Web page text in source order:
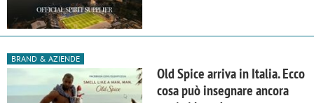
BRAND & AZIENDE
Old Spice arriva in Italia. Ecco
cosa può insegnare ancora